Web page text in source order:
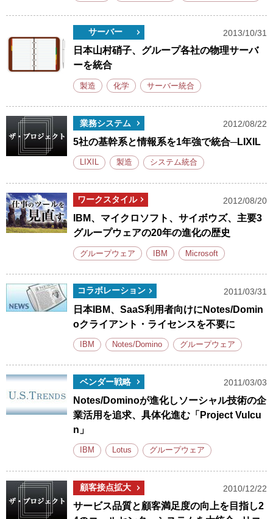
サーバー 2013/10/31
日本山村硝子、グループ各社の物理サーバ
ーを統合
製造 化学 サーバー統合
業務システム 2012/08/22
5社の基幹系と情報系を1年強で統合─LIXIL
LIXIL 製造 システム統合
ワークスタイル 2012/08/20
IBM、マイクロソフト、サイボウズ、主要3
グループウェアの20年の進化の歴史
グループウェア IBM Microsoft
コラボレーション 2011/03/31
日本IBM、SaaS利用者向けにNotes/Domin
oクライアント・ライセンスを不要に
IBM Notes/Domino グループウェア
ベンダー戦略 2011/03/03
Notes/Dominoが進化しソーシャル技術の企
業活用を追求、具体化進む「Project Vulcu
n」
IBM Lotus グループウェア
顧客接点拡大 2010/12/22
サービス品質と顧客満足度の向上を目指し2